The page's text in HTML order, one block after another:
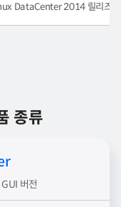
DataCenter 2014 릴리즈
종류
버전